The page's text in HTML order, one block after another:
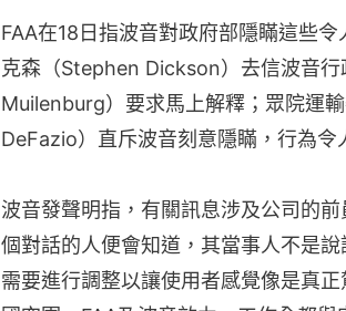
FAA在18日指波音對政府部隱瞞這些
克森（Stephen Dickson）去信波音
Muilenburg）要求馬上解釋；眾院運
DeFazio）直斥波音刻意隱瞞，行為令
波音發聲明指，有關訊息涉及公司的
個對話的人便會知道，其當事人不是
需要進行調整以讓使用者感覺像是真